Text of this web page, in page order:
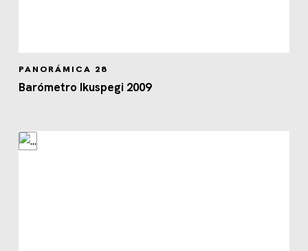
PANORÁMICA 28
Barómetro Ikuspegi 2009